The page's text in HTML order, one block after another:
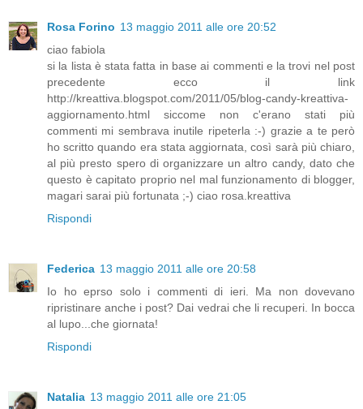
Rosa Forino 13 maggio 2011 alle ore 20:52
ciao fabiola
si la lista è stata fatta in base ai commenti e la trovi nel post
precedente ecco il link
http://kreattiva.blogspot.com/2011/05/blog-candy-kreattiva-
aggiornamento.html siccome non c'erano stati più
commenti mi sembrava inutile ripeterla :-) grazie a te però
ho scritto quando era stata aggiornata, così sarà più chiaro,
al più presto spero di organizzare un altro candy, dato che
questo è capitato proprio nel mal funzionamento di blogger,
magari sarai più fortunata ;-) ciao rosa.kreattiva
Rispondi
Federica 13 maggio 2011 alle ore 20:58
Io ho eprso solo i commenti di ieri. Ma non dovevano
ripristinare anche i post? Dai vedrai che li recuperi. In bocca
al lupo...che giornata!
Rispondi
Natalia 13 maggio 2011 alle ore 21:05